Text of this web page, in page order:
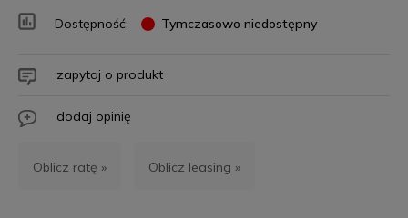
Dostępność: Tymczasowo niedostępny
zapytaj o produkt
dodaj opinię
Oblicz ratę » Oblicz leasing »